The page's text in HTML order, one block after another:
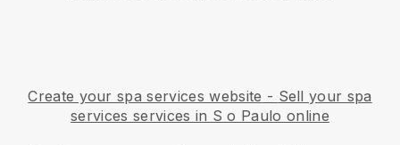
Create your spa services website - Sell your spa
services services in S o Paulo online